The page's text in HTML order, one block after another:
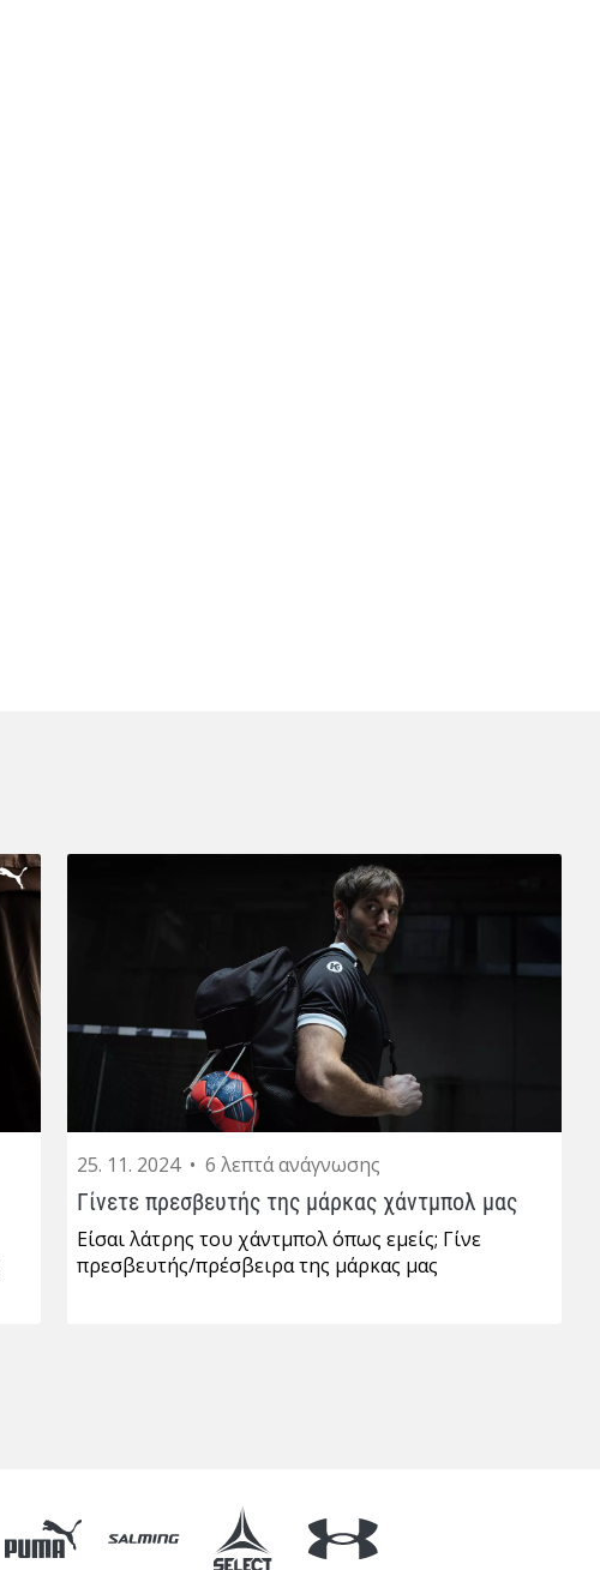
25. 11. 2024 • 6 λεπτά ανάγνωσης
Γίνετε πρεσβευτής της μάρκας χάντμπολ μας
Είσαι λάτρης του χάντμπολ όπως εμείς; Γίνε
πρεσβευτής/πρέσβειρα της μάρκας μας